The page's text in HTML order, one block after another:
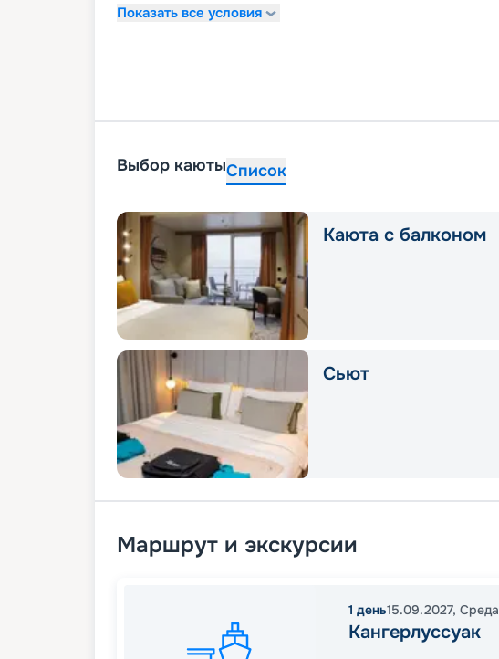
Показать все условия
Выбор каютыСписок
Каюта с балконом
Сьют
Маршрут и экскурсии
1 день15.09.2027, Среда
Кангерлуссуак